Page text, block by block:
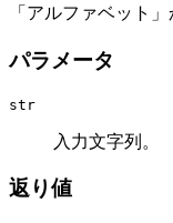
「アルファベット
パラメータ
str
入力文字列。
返り値